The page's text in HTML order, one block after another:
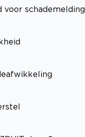
voor schademelding